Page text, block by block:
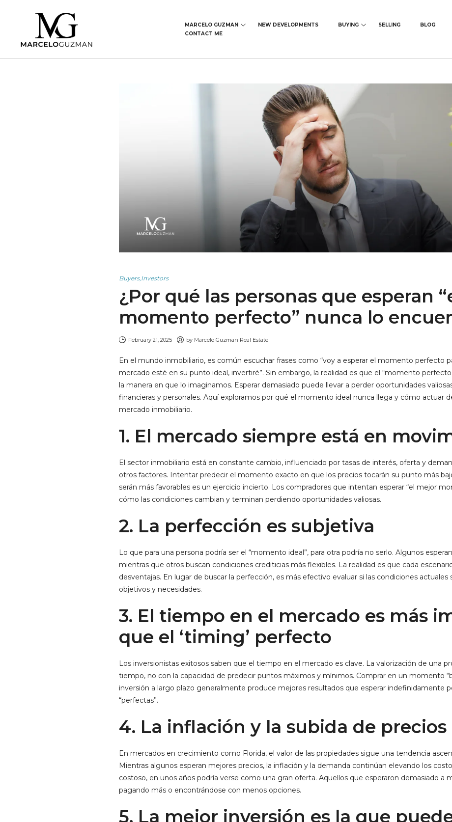
MARCELO GUZMAN NEW DEVELOPMENTS BUYING SELLING
BLOG
CONTACT ME
Buyers,Investors
¿Por qué las personas que esperan
momento perfecto” nunca lo
February 21, 2025 by Marcelo Guzman Real Estate
En el mundo inmobiliario, es común escuchar frases como “voy a esperar el momento perfecto
mercado esté en su punto ideal, invertiré”. Sin embargo, la realidad es que el “momento
la manera en que lo imaginamos. Esperar demasiado puede llevar a perder oportunidades
financieras y personales. Aquí exploramos por qué el momento ideal nunca llega y cómo actuar
mercado inmobiliario.
1. El mercado siempre está en
El sector inmobiliario está en constante cambio, influenciado por tasas de interés, oferta y
otros factores. Intentar predecir el momento exacto en que los precios tocarán su punto más
serán más favorables es un ejercicio incierto. Los compradores que intentan esperar “el mejor
cómo las condiciones cambian y terminan perdiendo oportunidades valiosas.
2. La perfección es subjetiva
Lo que para una persona podría ser el “momento ideal”, para otra podría no serlo. Algunos
mientras que otros buscan condiciones crediticias más flexibles. La realidad es que cada
desventajas. En lugar de buscar la perfección, es más efectivo evaluar si las condiciones actuales
objetivos y necesidades.
3. El tiempo en el mercado es más
que el ‘timing’ perfecto
Los inversionistas exitosos saben que el tiempo en el mercado es clave. La valorización de una
tiempo, no con la capacidad de predecir puntos máximos y mínimos. Comprar en un momento
inversión a largo plazo generalmente produce mejores resultados que esperar indefinidamente
“perfectas”.
4. La inflación y la subida de precios
En mercados en crecimiento como Florida, el valor de las propiedades sigue una tendencia
Mientras algunos esperan mejores precios, la inflación y la demanda continúan elevando los
costoso, en unos años podría verse como una gran oferta. Aquellos que esperaron demasiado a
pagando más o encontrándose con menos opciones.
5. La mejor inversión es la que